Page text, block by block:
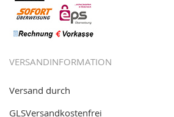
VERSANDINFORMATION
Versand durch
GLSVersandkostenfrei